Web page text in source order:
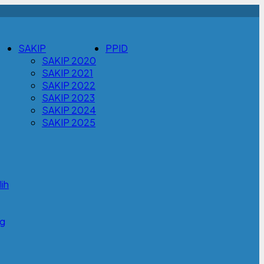
SAKIP
SAKIP 2020
SAKIP 2021
SAKIP 2022
SAKIP 2023
SAKIP 2024
SAKIP 2025
PPID